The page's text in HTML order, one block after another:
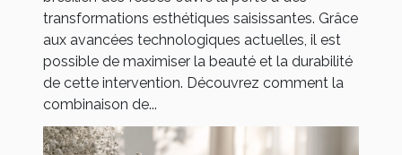
transformations esthétiques saisissantes. Grâce
aux avancées technologiques actuelles, il est
possible de maximiser la beauté et la durabilité
de cette intervention. Découvrez comment la
combinaison de...